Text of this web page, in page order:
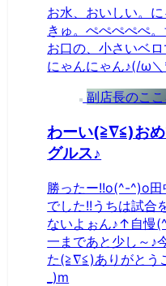
お水、おいしい。
きゅ。ぺぺぺぺぺ
お口の、小さいベロ
にゃんにゃん♪(/ω
副店長のこ
わーい(≧∇≦)お
グルス♪
勝ったー!!o(^-^)o田
でした!!うちは試合
ないよぉん♪↑自慢
一まであと少し～♪
た(≧∇≦)ありがとう
_)m